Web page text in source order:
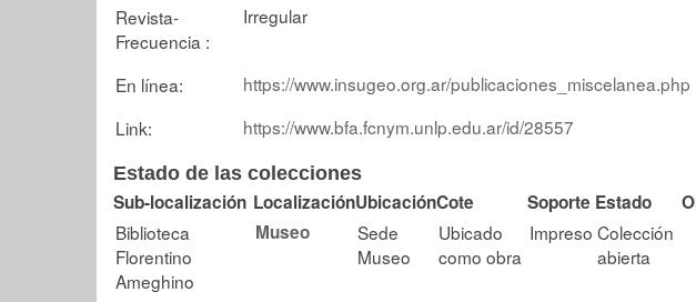
Revista-
Frecuencia :
Irregular
En línea:
https://www.insugeo.org.ar/publicaciones_miscelanea.php
Link:
https://www.bfa.fcnym.unlp.edu.ar/id/28557
Estado de las colecciones
Sub-localización LocalizaciónUbicaciónCote Soporte Estado
Biblioteca
Florentino
Ameghino
Museo
Sede
Museo
Ubicado
como obra
Impreso Colección
abierta